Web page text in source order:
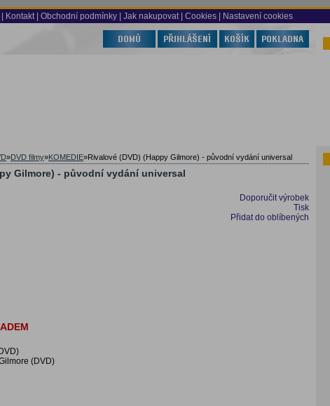
Kontakt Obchodní podmínky Jak nakupovat | Cookies | Nastavení cookies
»DVD filmy»KOMEDIE»Rivalové (DVD) (Happy Gilmore) - původní vydání universal
Gilmore) - původní vydání universal
Doporučit výrobek
Tisk
Přidat do oblíbených
(DVD)